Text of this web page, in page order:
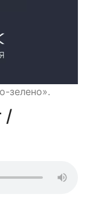
зелено».
/